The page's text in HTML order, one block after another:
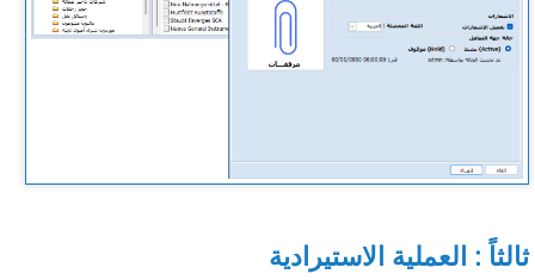
ثالثاً : العملية الاستيرادية